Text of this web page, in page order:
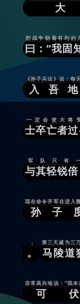
曰：“我固
把战争朝着有利的
入吾
《孙子兵法》说：每
士卒亡者
一定会使大将
与其轻锐
军队只有
孙子
现在命令齐军在进入
。
，
马陵道
第三天减为三
可
非常高兴地说：“我